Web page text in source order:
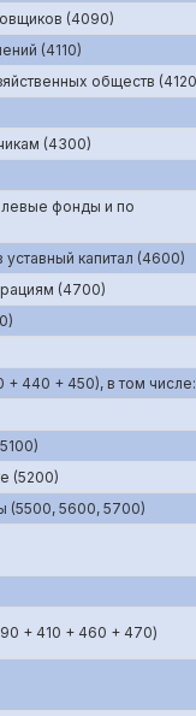
(4090)
(4110)
обществ
(4300)
фонды и по
капитал (4600)
(4700)
440 + 450), в том числе:
(5200)
(5500, 5600, 5700)
+ 410 + 460 + 470)